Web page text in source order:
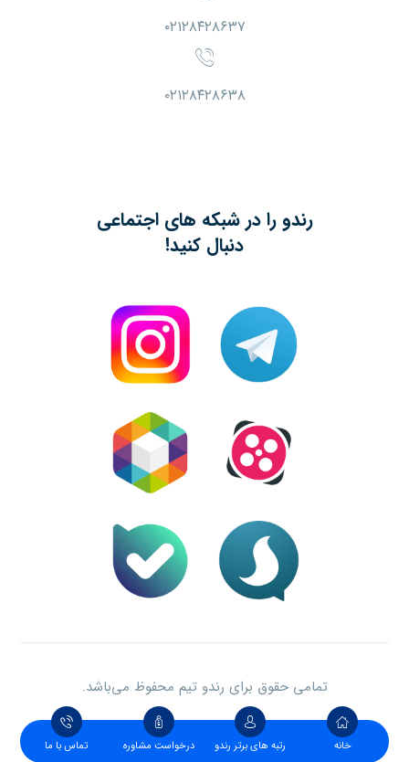
۰۲۱۲۸۴۲۸۶۳۷
۰۲۱۲۸۴۲۸۶۳۸
رندو را در شبکه های اجتماعی
دنبال کنید!
تمامی حقوق برای رندو تیم محفوظ می‌باشد.
خانه رتبه های برتر رندو درخواست مشاوره تماس با ما